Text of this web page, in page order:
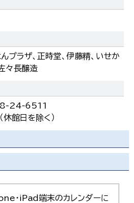
プラザ、正時堂、伊藤精、いせか
々長醸造
24-6511
館日を除く）
・iPad端末のカレンダーに